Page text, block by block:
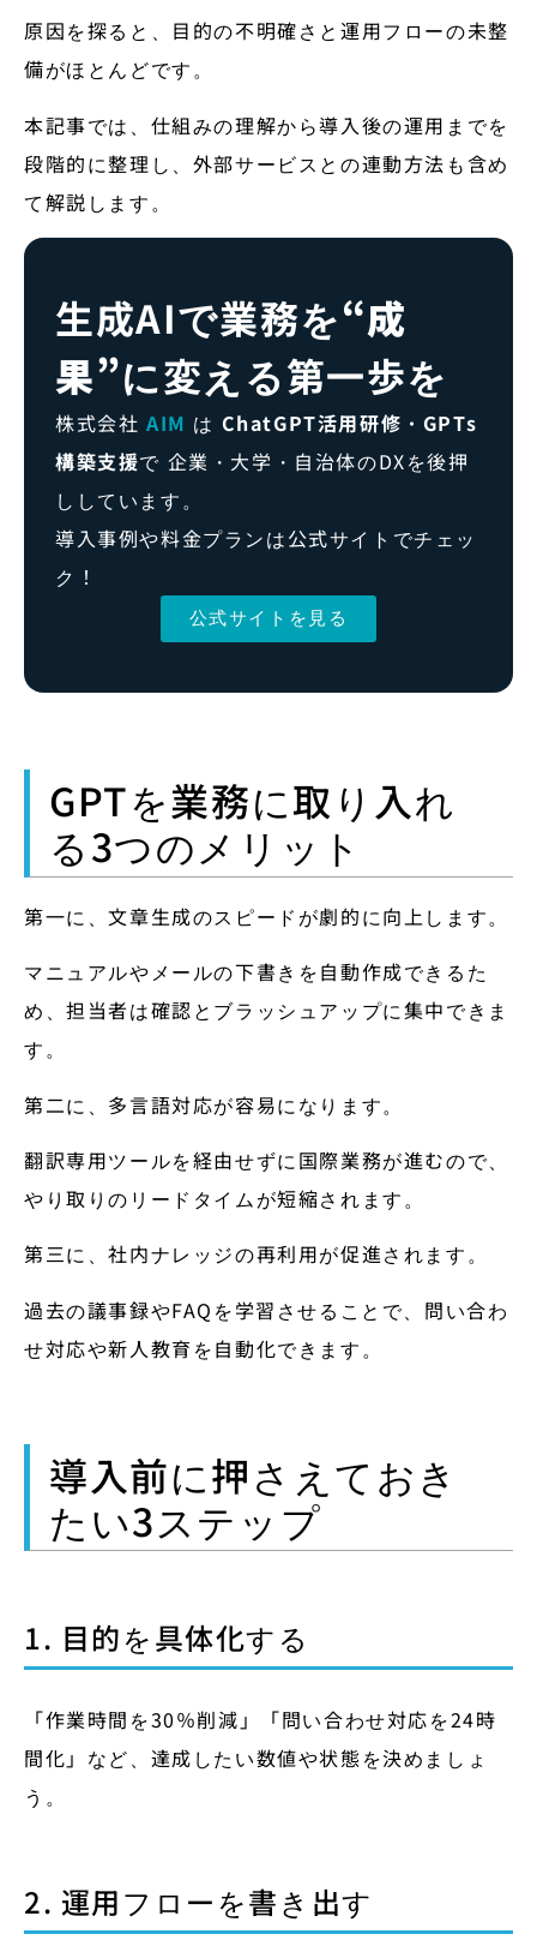
原因を探ると、目的の不明確さと運用フローの未整
備がほとんどです。
本記事では、仕組みの理解から導入後の運用までを
段階的に整理し、外部サービスとの連動方法も含め
て解説します。
生成AIで業務を“成
果”に変える第一歩を
株式会社 AIM は ChatGPT活用研修・GPTs
構築支援で 企業・大学・自治体のDXを後押
ししています。
導入事例や料金プランは公式サイトでチェッ
ク！
公式サイトを見る
GPTを業務に取り入れ
る3つのメリット
第一に、文章生成のスピードが劇的に向上します。
マニュアルやメールの下書きを自動作成できるた
め、担当者は確認とブラッシュアップに集中できま
す。
第二に、多言語対応が容易になります。
翻訳専用ツールを経由せずに国際業務が進むので、
やり取りのリードタイムが短縮されます。
第三に、社内ナレッジの再利用が促進されます。
過去の議事録やFAQを学習させることで、問い合わ
せ対応や新人教育を自動化できます。
導入前に押さえておき
たい3ステップ
1. 目的を具体化する
「作業時間を30％削減」「問い合わせ対応を24時
間化」など、達成したい数値や状態を決めましょ
う。
2. 運用フローを書き出す